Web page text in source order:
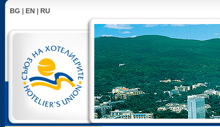
BG EN RU